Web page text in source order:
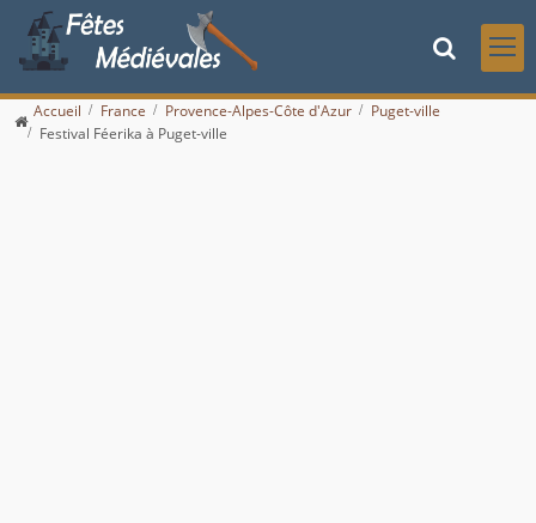
Accueil France Provence-Alpes-Côte d'Azur
Puget-ville
Festival Féerika à Puget-ville